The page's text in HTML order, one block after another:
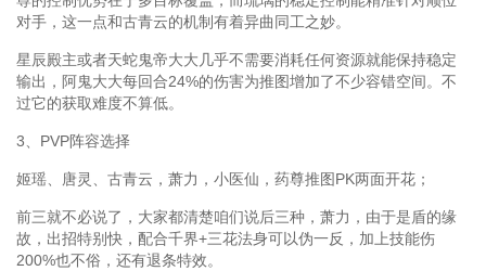
对手，这一点和古青云的机制有着异曲同工之妙。
星辰殿主或者天蛇鬼帝大大几乎不需要消耗任何资源就能保持稳定
输出，阿鬼大大每回合24%的伤害为推图增加了不少容错空间。不
过它的获取难度不算低。
3、PVP阵容选择
姬瑶、唐灵、古青云，萧力，小医仙，药尊推图PK两面开花；
前三就不必说了，大家都清楚咱们说后三种，萧力，由于是盾的缘
故，出招特别快，配合千界+三花法身可以伪一反，加上技能伤
200%也不俗，还有退条特效。